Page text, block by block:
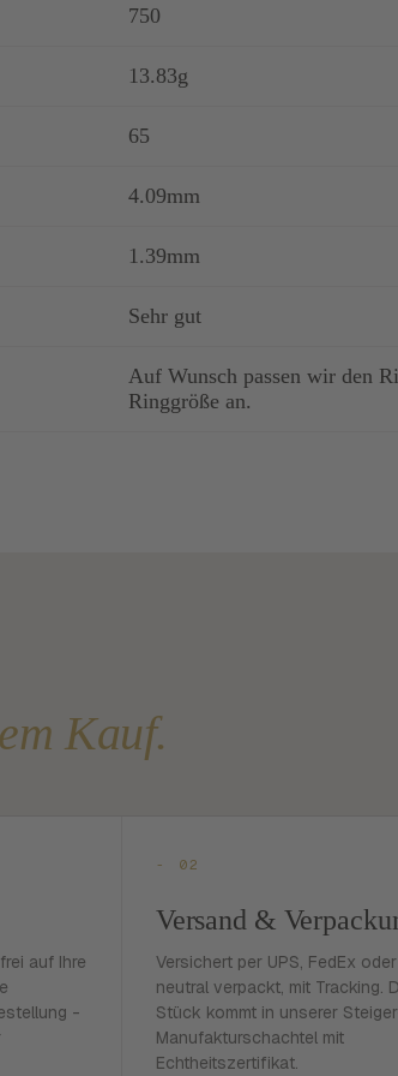
750
13.83g
65
4.09mm
1.39mm
Sehr gut
Auf Wunsch passen wir den
Ringgröße an.
Kauf.
auf Ihre
-
- 02
Versand &
Versichert per UPS, FedEx oder
neutral verpackt, mit Tracking.
Stück kommt in unserer
Manufakturschachtel mit
Echtheitszertifikat.